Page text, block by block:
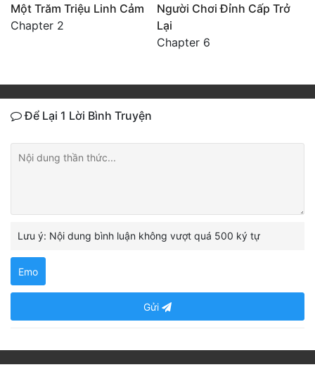
Một Trăm Triệu Linh Cảm
Chapter 2
Người Chơi Đỉnh Cấp Trở
Lại
Chapter 6
Để Lại 1 Lời Bình Truyện
Lưu ý: Nội dung bình luận không vượt quá 500 ký tự
Emo
Gửi